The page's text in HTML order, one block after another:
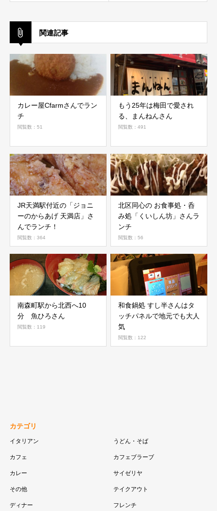
関連記事
カレー屋Cfarmさんでラン
チ
閲覧数：51
もう25年は梅田で愛され
る、まんねんさん
閲覧数：491
JR天満駅付近の「ジョニ
ーのからあげ 天満店」さ
んでランチ！
閲覧数：364
北区同心の お食事処・呑
み処「くいしん坊」さんラ
ンチ
閲覧数：56
南森町駅から北西へ10
分 魚ひろさん
閲覧数：119
和食鍋処 すし半さんはタ
ッチパネルで地元でも大人
気
閲覧数：122
カテゴリ
イタリアン うどん・そば
カフェ カフェブラーブ
カレー サイゼリヤ
その他 テイクアウト
ディナー フレンチ